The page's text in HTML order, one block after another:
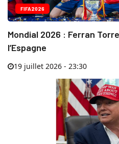
FIFA2026
Mondial 2026 : Ferran
l’Espagne
19 juillet 2026 - 23:30